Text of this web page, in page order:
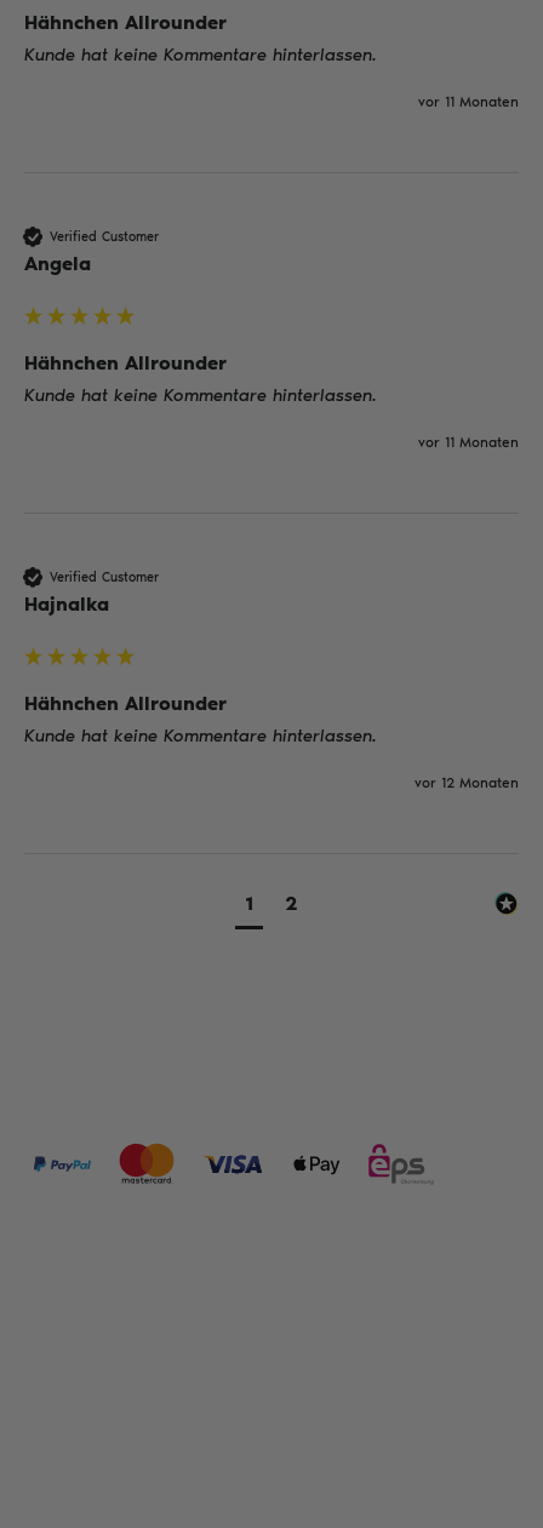
Hähnchen Allrounder
Kunde hat keine Kommentare hinterlassen.
vor 11 Monaten
Verified Customer
Angela
Hähnchen Allrounder
Kunde hat keine Kommentare hinterlassen.
vor 11 Monaten
Verified Customer
Hajnalka
Hähnchen Allrounder
Kunde hat keine Kommentare hinterlassen.
vor 12 Monaten
1 2